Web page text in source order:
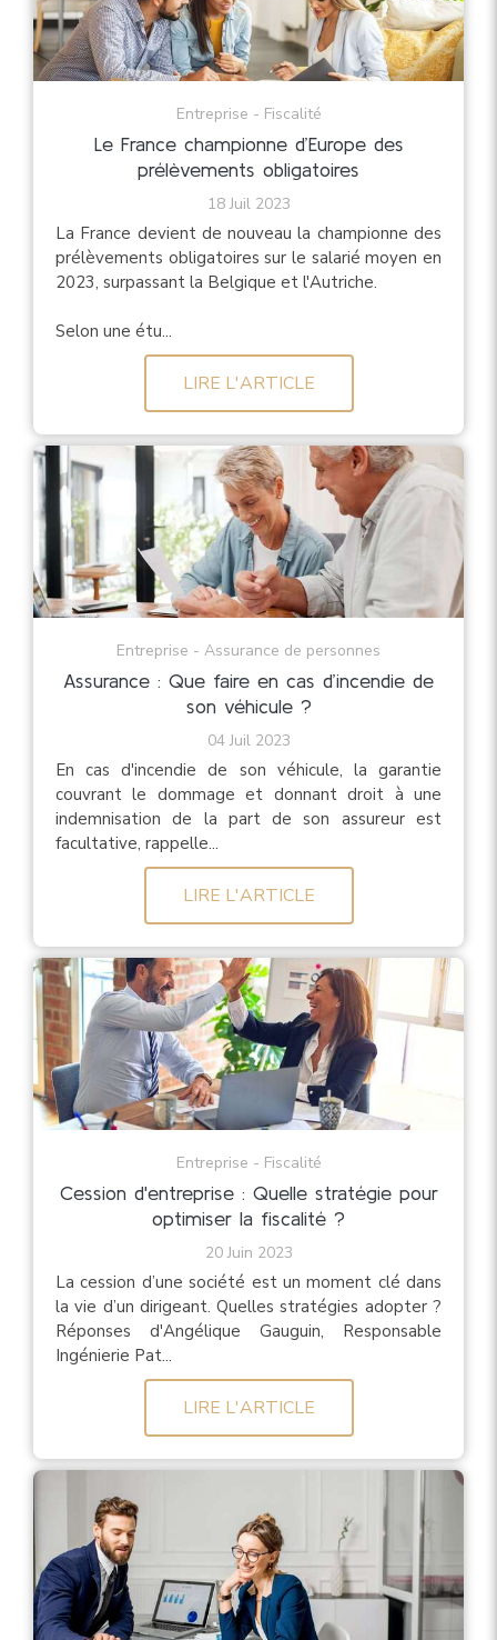
Entreprise - Fiscalité
Le France championne d’Europe des
prélèvements obligatoires
18 Juil 2023
La France devient de nouveau la championne des
prélèvements obligatoires sur le salarié moyen en
2023, surpassant la Belgique et l'Autriche.
Selon une étu...
LIRE L'ARTICLE
Entreprise - Assurance de personnes
Assurance : Que faire en cas d’incendie de
son véhicule ?
04 Juil 2023
En cas d'incendie de son véhicule, la garantie
couvrant le dommage et donnant droit à une
indemnisation de la part de son assureur est
facultative, rappelle...
LIRE L'ARTICLE
Entreprise - Fiscalité
Cession d'entreprise : Quelle stratégie pour
optimiser la fiscalité ?
20 Juin 2023
La cession d’une société est un moment clé dans
la vie d’un dirigeant. Quelles stratégies adopter ?
Réponses d'Angélique Gauguin, Responsable
Ingénierie Pat...
LIRE L'ARTICLE